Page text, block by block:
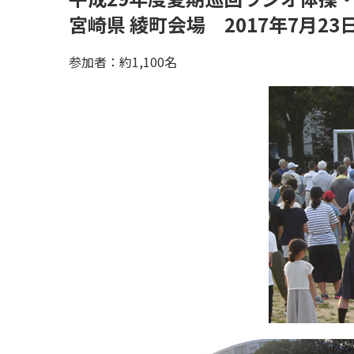
宮崎県 綾町会場 2017年7月23
参加者：約1,100名